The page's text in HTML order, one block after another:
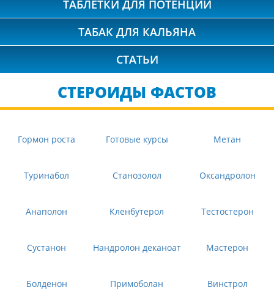
ТАБЛЕТКИ ДЛЯ ПОТЕНЦИИ
ТАБАК ДЛЯ КАЛЬЯНА
СТАТЬИ
СТЕРОИДЫ ФАСТОВ
Гормон роста Готовые курсы Метан
Туринабол Станозолол Оксандролон
Анаполон Кленбутерол Тестостерон
Сустанон Нандролон деканоат Мастерон
Болденон Примоболан Винстрол